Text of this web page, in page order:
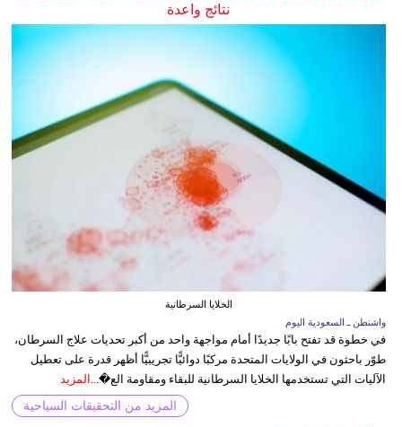
نتائج واعدة
الخلايا السرطانية
واشنطن ـ السعودية اليوم
في خطوة قد تفتح بابًا جديدًا أمام مواجهة واحد من أكبر تحديات علاج السرطان،
طوّر باحثون في الولايات المتحدة مركبًا دوائيًّا تجريبيًّا أظهر قدرة على تعطيل
الآليات التي تستخدمها الخلايا السرطانية للبقاء ومقاومة الع�... المزيد
المزيد من التحقيقات السياحية